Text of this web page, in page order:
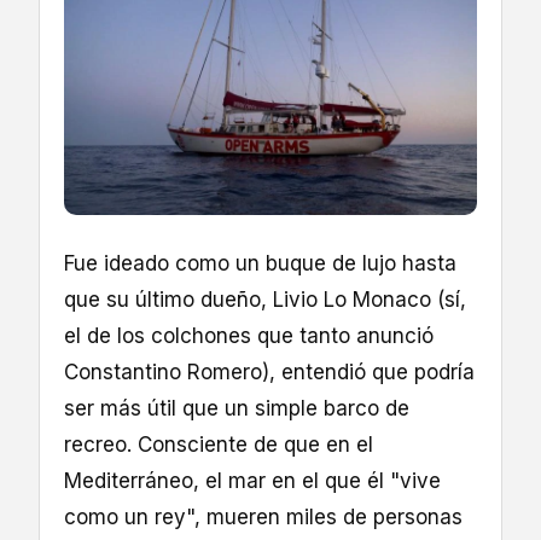
Fue ideado como un buque de lujo hasta
que su último dueño, Livio Lo Monaco (sí,
el de los colchones que tanto anunció
Constantino Romero), entendió que podría
ser más útil que un simple barco de
recreo. Consciente de que en el
Mediterráneo, el mar en el que él "vive
como un rey", mueren miles de personas